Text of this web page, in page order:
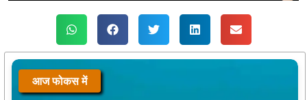
आज फोकस में